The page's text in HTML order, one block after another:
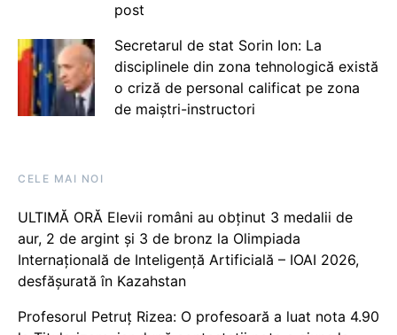
post
Secretarul de stat Sorin Ion: La
disciplinele din zona tehnologică există
o criză de personal calificat pe zona
de maiștri-instructori
CELE MAI NOI
ULTIMĂ ORĂ Elevii români au obținut 3 medalii de
aur, 2 de argint și 3 de bronz la Olimpiada
Internațională de Inteligență Artificială – IOAI 2026,
desfășurată în Kazahstan
Profesorul Petruț Rizea: O profesoară a luat nota 4.90